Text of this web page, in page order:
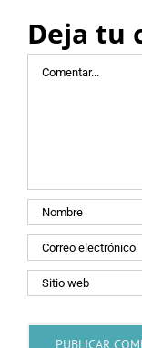
Deja tu
Comentar